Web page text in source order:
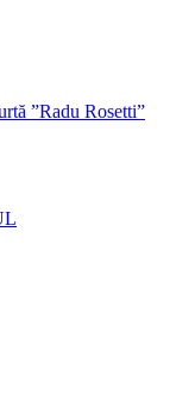
”Radu Rosetti”